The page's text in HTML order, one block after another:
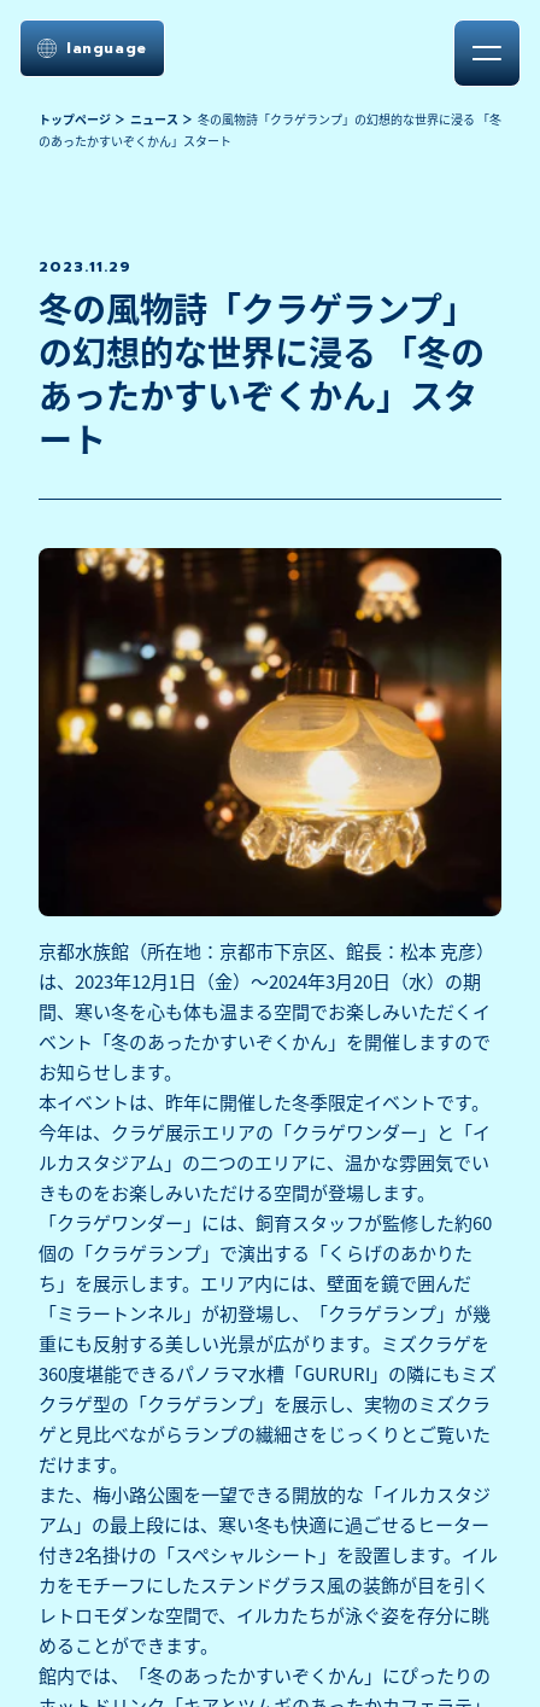
language
トップページ ニュース
冬の風物詩「クラゲランプ」の幻想的な世界に浸る 「冬
のあったかすいぞくかん」スタート
2023.11.29
冬の風物詩「クラゲランプ」
の幻想的な世界に浸る 「冬の
あったかすいぞくかん」スタ
ート
京都水族館（所在地：京都市下京区、館長：松本 克彦）
は、2023年12月1日（金）～2024年3月20日（水）の期
間、寒い冬を心も体も温まる空間でお楽しみいただくイ
ベント「冬のあったかすいぞくかん」を開催しますので
お知らせします。
本イベントは、昨年に開催した冬季限定イベントです。
今年は、クラゲ展示エリアの「クラゲワンダー」と「イ
ルカスタジアム」の二つのエリアに、温かな雰囲気でい
きものをお楽しみいただける空間が登場します。
「クラゲワンダー」には、飼育スタッフが監修した約60
個の「クラゲランプ」で演出する「くらげのあかりた
ち」を展示します。エリア内には、壁面を鏡で囲んだ
「ミラートンネル」が初登場し、「クラゲランプ」が幾
重にも反射する美しい光景が広がります。ミズクラゲを
360度堪能できるパノラマ水槽「GURURI」の隣にもミズ
クラゲ型の「クラゲランプ」を展示し、実物のミズクラ
ゲと見比べながらランプの繊細さをじっくりとご覧いた
だけます。
また、梅小路公園を一望できる開放的な「イルカスタジ
アム」の最上段には、寒い冬も快適に過ごせるヒーター
付き2名掛けの「スペシャルシート」を設置します。イル
カをモチーフにしたステンドグラス風の装飾が目を引く
レトロモダンな空間で、イルカたちが泳ぐ姿を存分に眺
めることができます。
館内では、「冬のあったかすいぞくかん」にぴったりの